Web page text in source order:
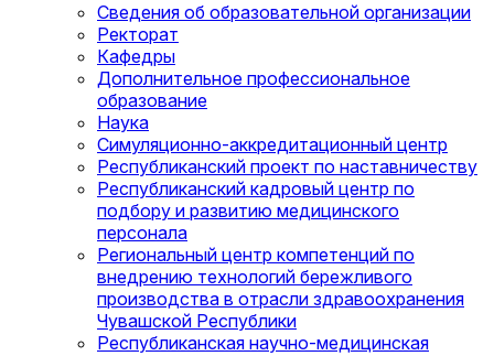
Сведения об образовательной организации
Ректорат
Кафедры
Дополнительное профессиональное
образование
Наука
Симуляционно-аккредитационный центр
Республиканский проект по наставничеству
Республиканский кадровый центр по
подбору и развитию медицинского
персонала
Региональный центр компетенций по
внедрению технологий бережливого
производства в отрасли здравоохранения
Чувашской Республики
Республиканская научно-медицинская